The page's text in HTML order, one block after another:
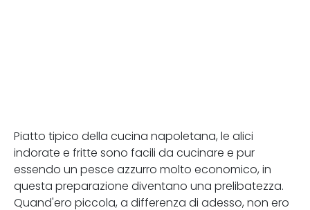
Piatto tipico della cucina napoletana, le alici
indorate e fritte sono facili da cucinare e pur
essendo un pesce azzurro molto economico, in
questa preparazione diventano una prelibatezza.
Quand'ero piccola, a differenza di adesso, non ero